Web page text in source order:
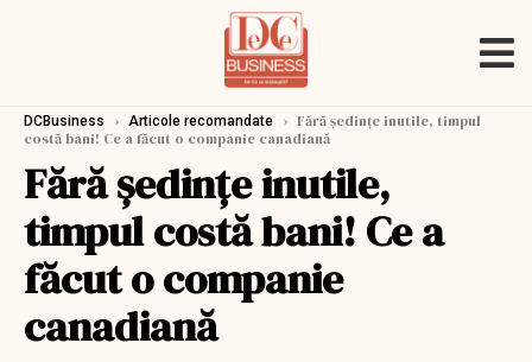
DCBusiness › Articole recomandate › Fără ședințe inutile, timpul
costă bani! Ce a făcut o companie canadiană
Fără ședințe inutile,
timpul costă bani! Ce a
făcut o companie
canadiană